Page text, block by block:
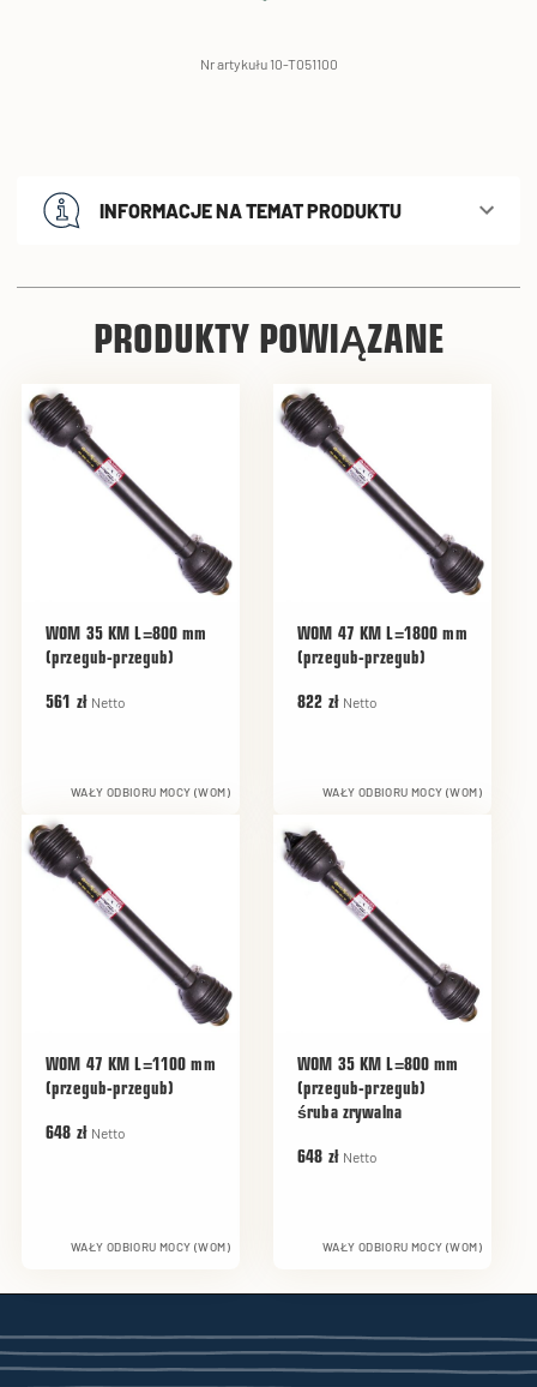
Nr artykułu 10-T051100
INFORMACJE NA TEMAT PRODUKTU
PRODUKTY POWIĄZANE
WOM 35 KM L=800 mm
(przegub-przegub)
561 zł Netto
WAŁY ODBIORU MOCY (WOM)
WOM 47 KM L=1800 mm
(przegub-przegub)
822 zł Netto
WAŁY ODBIORU MOCY (WOM)
WOM 47 KM L=1100 mm
(przegub-przegub)
648 zł Netto
WAŁY ODBIORU MOCY (WOM)
WOM 35 KM L=800 mm
(przegub-przegub)
śruba zrywalna
648 zł Netto
WAŁY ODBIORU MOCY (WOM)